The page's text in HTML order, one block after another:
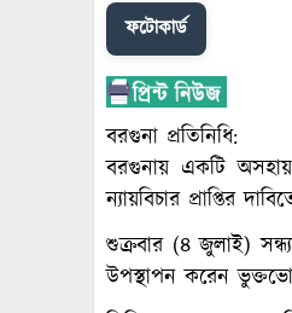
ফটোকার্ড
বরগুনা প্রতিনিধি:
বরগুনায় একটি অসহায়
ন্যায়বিচার প্রাপ্তির
শুক্রবার (৪ জুলাই)
উপস্থাপন করেন